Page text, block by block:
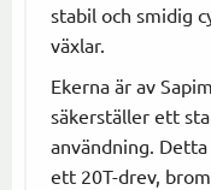
stabil och smidig
växlar.
Ekerna är av
säkerställer ett
användning.
ett 20T-drev,